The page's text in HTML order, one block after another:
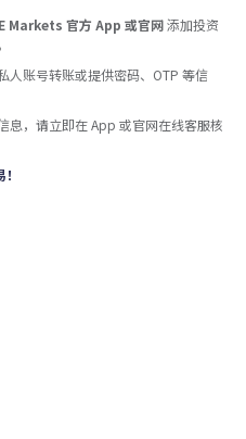
Markets 官方 App 或官网添加投资
人账号转账或提供密码、OTP 等信
息，请立即在 App 或官网在线客服核